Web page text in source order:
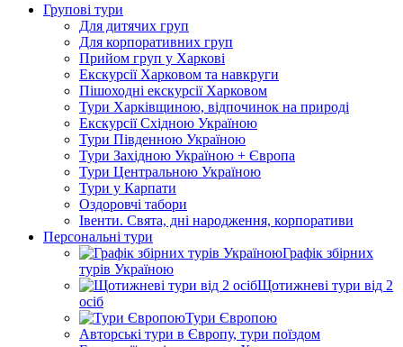
Групові тури
Для дитячих груп
Для корпоративних груп
Прийом груп у Харкові
Екскурсії Харковом та навкруги
Пішоходні екскурсії Харковом
Тури Харківщиною, відпочинок на природі
Екскурсії Східною Україною
Тури Південною Україною
Тури Західною Україною + Європа
Тури Центральною Україною
Тури у Карпати
Оздоровчі табори
Івенти. Свята, дні народження, корпоративи
Персональні тури
Графік збірних
турів Україною
Щотижневі тури від 2
осіб
Тури Європою
Авторські тури в Європу, тури поїздом